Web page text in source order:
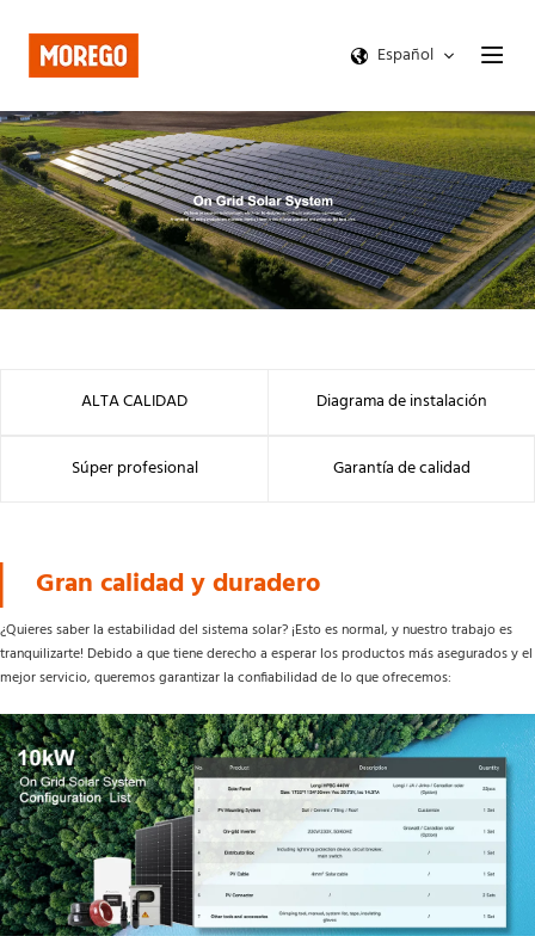
Español
ALTA CALIDAD Diagrama de instalación
Súper profesional Garantía de calidad
Gran calidad y duradero
¿Quieres saber la estabilidad del sistema solar? ¡Esto es normal, y nuestro trabajo es
tranquilizarte! Debido a que tiene derecho a esperar los productos más asegurados y el
mejor servicio, queremos garantizar la confiabilidad de lo que ofrecemos: